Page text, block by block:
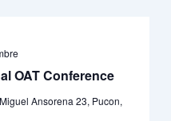
OAT Conference
Miguel Ansorena 23, Pucon,